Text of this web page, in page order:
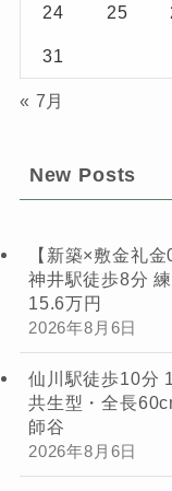
24 25
31
« 7月
New Posts
【新築×敷金礼
神井駅徒歩8分
15.6万円
2026年8月6日
仙川駅徒歩10分
共生型・全長
師谷
2026年8月6日